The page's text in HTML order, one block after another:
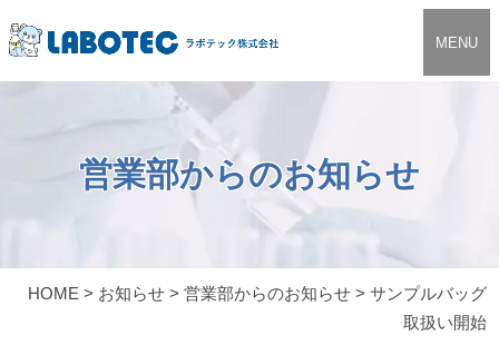
MENU
営業部からのお知らせ
HOME > お知らせ> 営業部からのお知らせ> サンプルバッグ
取扱い開始